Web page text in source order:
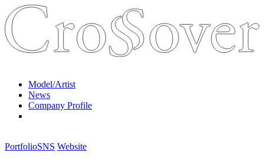
Model/Artist
News
Company Profile
PortfolioSNS Website